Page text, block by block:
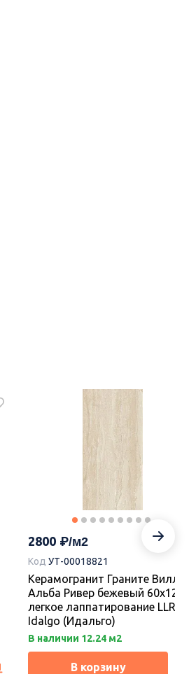
УТ-00018819
Керамогранит Граните Вилла
Альба Кросс бежевый 60х120
легкое лаппатирование LLR,
Под заказ.
В корзину
2800
Код УТ-00018821
Керамогранит Граните Вилла
Альба Ривер бежевый 60х120
легкое лаппатирование LLR,
Idalgo (Идальго)
В наличии 12.24 м2
В корзину